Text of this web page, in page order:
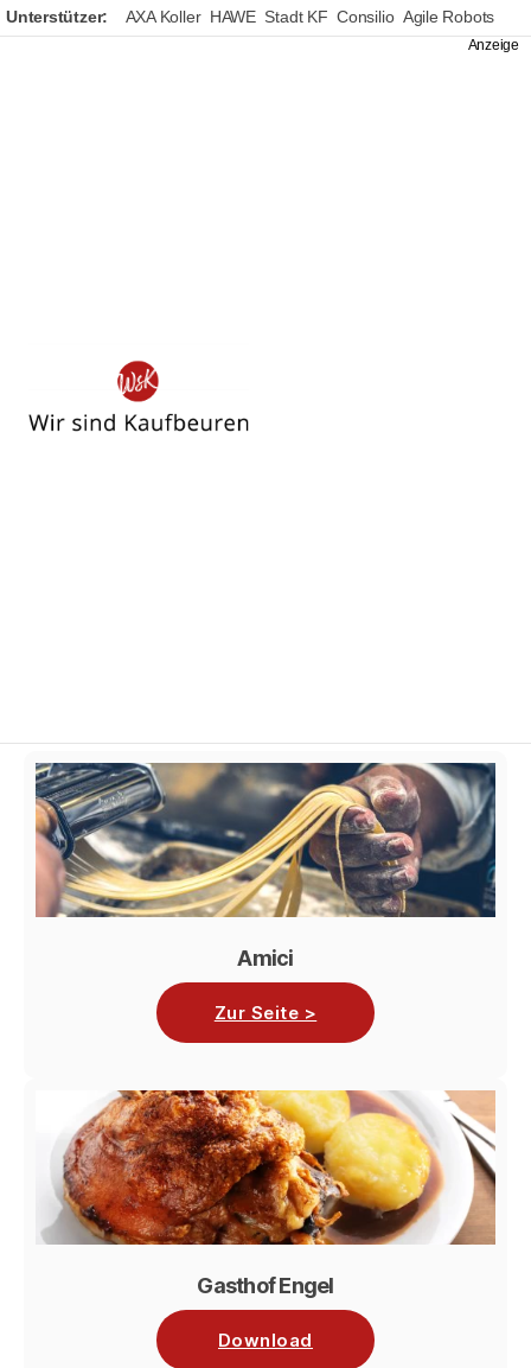
Unterstützer: AXA Koller HAWE Stadt KF Consilio Agile Robots
Amici
Zur Seite >
Gasthof Engel
Download